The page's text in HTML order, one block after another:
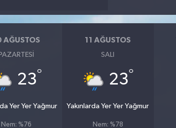
AĞUSTOS
PAZARTESI
23°
Yer Yer Yağmur
Nem: %76
11 AĞUSTOS
SALI
23°
Yakınlarda Yer Yer Yağmur
Nem: %78